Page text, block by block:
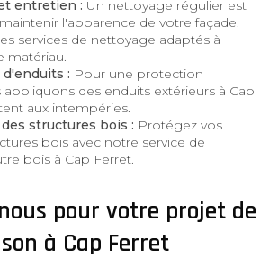
entretien : Un nettoyage régulier est
l'apparence de votre façade.
services de nettoyage adaptés à
matériau.
: Pour une protection
des enduits extérieurs à Cap
aux intempéries.
structures bois : Protégez vos
bois avec notre service de
bois à Cap Ferret.
pour votre projet de
à Cap Ferret